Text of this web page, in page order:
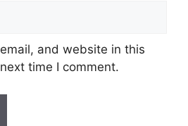
and website in this
time I comment.